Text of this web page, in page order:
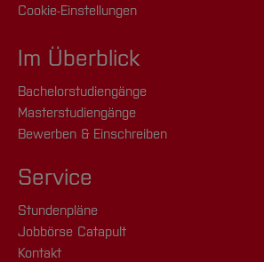
Cookie-Einstellungen
Im Überblick
Bachelorstudiengänge
Masterstudiengänge
Bewerben & Einschreiben
Service
Stundenpläne
Jobbörse Catapult
Kontakt